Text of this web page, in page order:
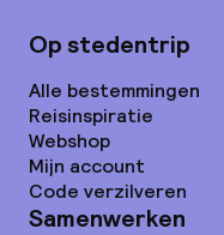
Op stedentrip
Alle bestemmingen
Reisinspiratie
Webshop
Mijn account
Code verzilveren
Samenwerken